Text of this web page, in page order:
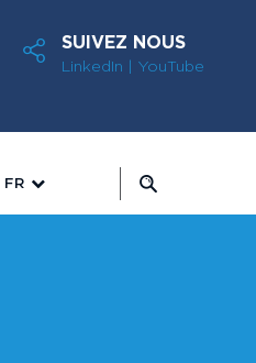
SUIVEZ NOUS
LinkedIn | YouTube
FR